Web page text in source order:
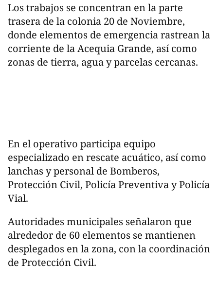
Los trabajos se concentran en la parte
trasera de la colonia 20 de Noviembre,
donde elementos de emergencia rastrean la
corriente de la Acequia Grande, así como
zonas de tierra, agua y parcelas cercanas.
En el operativo participa equipo
especializado en rescate acuático, así como
lanchas y personal de Bomberos,
Protección Civil, Policía Preventiva y Policía
Vial.
Autoridades municipales señalaron que
alrededor de 60 elementos se mantienen
desplegados en la zona, con la coordinación
de Protección Civil.